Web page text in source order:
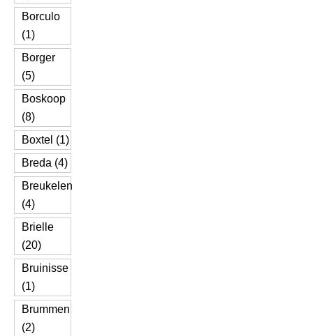
Borculo
(1)
Borger
(5)
Boskoop
(8)
Boxtel (1)
Breda (4)
Breukelen
(4)
Brielle
(20)
Bruinisse
(1)
Brummen
(2)